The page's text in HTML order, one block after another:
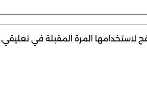
لاستخدامها المرة المقبلة في تعليقي.